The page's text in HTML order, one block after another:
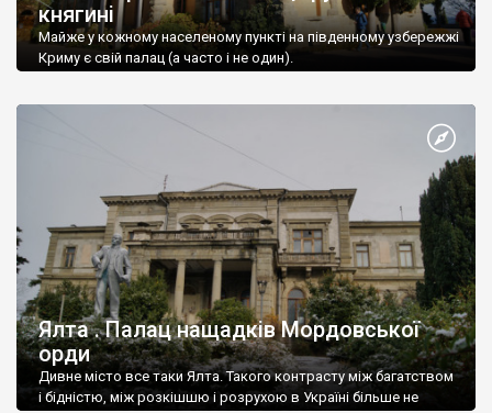
княгині
Майже у кожному населеному пункті на південному узбережжі
Криму є свій палац (а часто і не один).
Ялта . Палац нащадків Мордовської
орди
Дивне місто все таки Ялта. Такого контрасту між багатством
і бідністю, між розкішшю і розрухою в Україні більше не